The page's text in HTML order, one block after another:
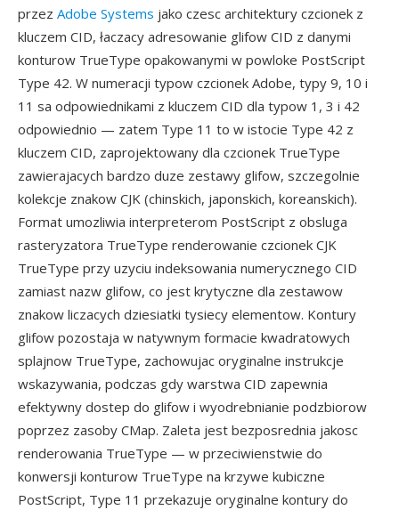
przez Adobe Systems jako czesc architektury czcionek z
kluczem CID, łaczacy adresowanie glifow CID z danymi
konturow TrueType opakowanymi w powloke PostScript
Type 42. W numeracji typow czcionek Adobe, typy 9, 10 i
11 sa odpowiednikami z kluczem CID dla typow 1, 3 i 42
odpowiednio — zatem Type 11 to w istocie Type 42 z
kluczem CID, zaprojektowany dla czcionek TrueType
zawierajacych bardzo duze zestawy glifow, szczegolnie
kolekcje znakow CJK (chinskich, japonskich, koreanskich).
Format umozliwia interpreterom PostScript z obsluga
rasteryzatora TrueType renderowanie czcionek CJK
TrueType przy uzyciu indeksowania numerycznego CID
zamiast nazw glifow, co jest krytyczne dla zestawow
znakow liczacych dziesiatki tysiecy elementow. Kontury
glifow pozostaja w natywnym formacie kwadratowych
splajnow TrueType, zachowujac oryginalne instrukcje
wskazywania, podczas gdy warstwa CID zapewnia
efektywny dostep do glifow i wyodrebnianie podzbiorow
poprzez zasoby CMap. Zaleta jest bezposrednia jakosc
renderowania TrueType — w przeciwienstwie do
konwersji konturow TrueType na krzywe kubiczne
PostScript, Type 11 przekazuje oryginalne kontury do